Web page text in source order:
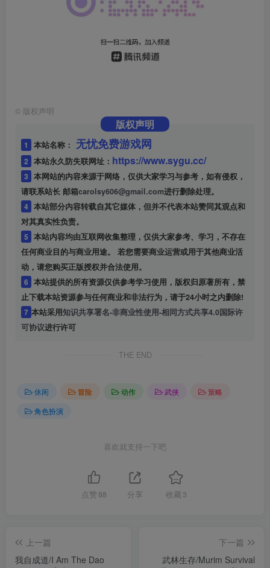
© 版权声明
版权声明
1 本站名称： 无忧免费游戏网
2 本站永久防失联网址： https://www.sygu.cc/
3 本网站的内容来源于网络，仅供大家学习与参考，如有侵权，
请联系站长 邮箱carolsy606@gmail.com进行删除处理。
4 本站部分内容转载自其它媒体，但并不代表本站赞同其观点和
对其真实性负责。
5
任何商业目的与商业用途。 若您需要商业运营或用于其他商业活
动，请您购买正版授权并合法使用。
6 本站提供的所有资源仅供参考学习使用，版权归原著所有，禁
止下载本站资源参与任何商业和非法行为，请于24小时之内删除!
7 本站采用知识共享署名-非商业性使用-相同方式共享4.0国际许
可协议进行许可
THE END
休闲 冒险 动作 武侠
策略
角色扮演
喜欢就支持一下吧
点赞 88 分享 收藏 3
上一篇
我自成道/I Am The Dao
下一篇
武林生存/Murim Survival